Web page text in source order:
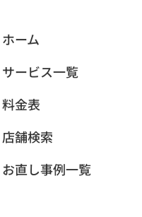
ホーム
サービス一覧
料金表
店舗検索
お直し事例一覧